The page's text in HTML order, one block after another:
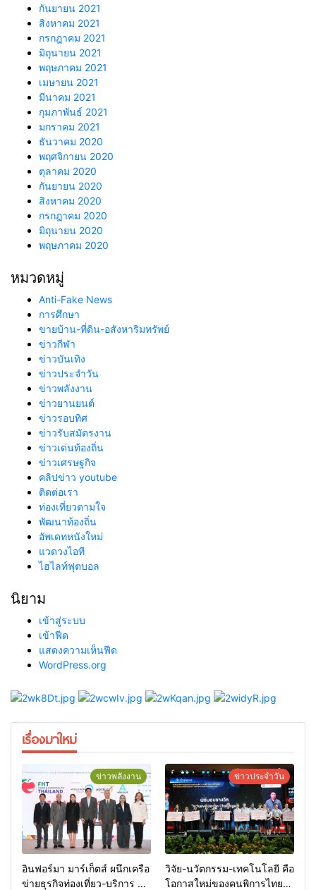
กันยายน 2021
สิงหาคม 2021
กรกฎาคม 2021
มิถุนายน 2021
พฤษภาคม 2021
เมษายน 2021
มีนาคม 2021
กุมภาพันธ์ 2021
มกราคม 2021
ธันวาคม 2020
พฤศจิกายน 2020
ตุลาคม 2020
กันยายน 2020
สิงหาคม 2020
กรกฎาคม 2020
มิถุนายน 2020
พฤษภาคม 2020
หมวดหมู่
Anti-Fake News
การศึกษา
ขายบ้าน-ที่ดิน-อสังหาริมทรัพย์
ข่าวกีฬา
ข่าวบันเทิง
ข่าวประจำวัน
ข่าวพลังงาน
ข่าวยานยนต์
ข่าวรอบทิศ
ข่าวรับสมัตรงาน
ข่าวเด่นท้องถิ่น
ข่าวเศรษฐกิจ
คลิปข่าว youtube
ติดต่อเรา
ท่องเที่ยวตามใจ
พัฒนาท้องถิ่น
อัพเดทหนังใหม่
แวดวงไอที
ไฮไลท์ฟุตบอล
นิยาม
เข้าสู่ระบบ
เข้าฟีด
แสดงความเห็นฟีด
WordPress.org
เรื่องมาใหม่
ข่าวพลังงาน
อินฟอร์มา มาร์เก็ตส์ ผนึกเครือ
ข่ายธุรกิจท่องเที่ยว-บริการ จัด
ข่าวประจำวัน
วิจัย-นวัตกรรม-เทคโนโลยี คือ
โอกาสใหม่ของคนพิการไทย